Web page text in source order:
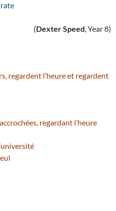
(Dexter Speed, Year 8)
regardent l’heure et regardent
regardant l’heure